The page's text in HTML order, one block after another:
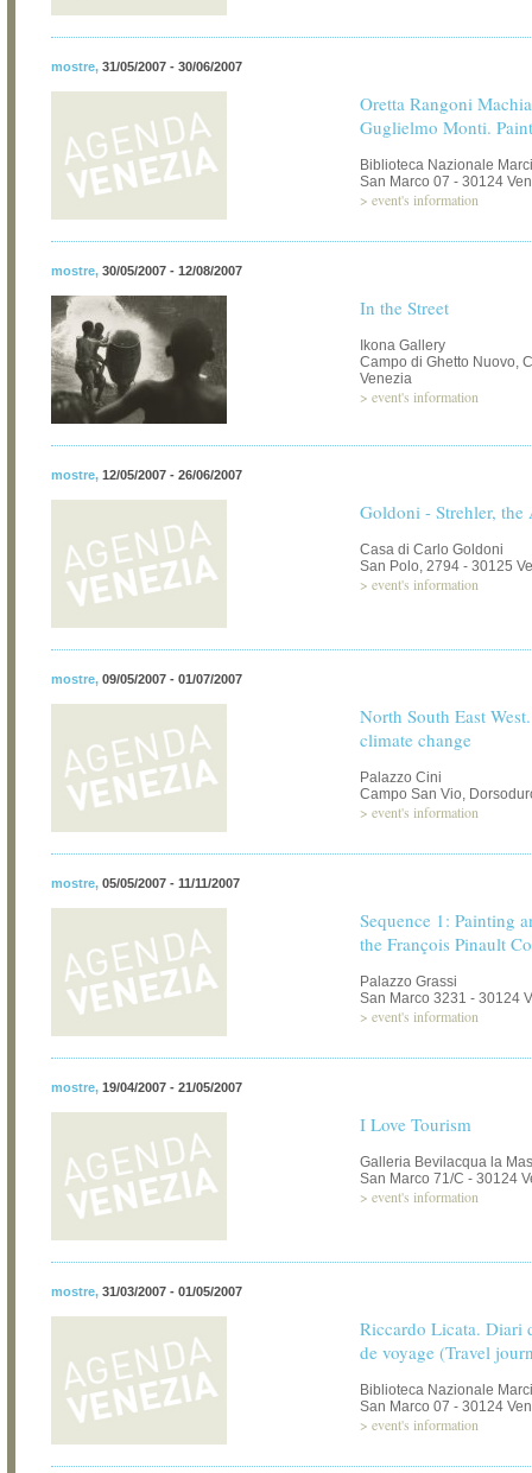
mostre, 31/05/2007 - 30/06/2007
Oretta Rangoni
Guglielmo Monti.
Biblioteca Nazionale
San Marco 07 - 30124
> event's information
mostre, 30/05/2007 - 12/08/2007
In the Street
Ikona Gallery
Campo di Ghetto Nuovo,
Venezia
> event's information
mostre, 12/05/2007 - 26/06/2007
Goldoni - Strehler, the
Casa di Carlo Goldoni
San Polo, 2794 - 30125
> event's information
mostre, 09/05/2007 - 01/07/2007
North South East
climate change
Palazzo Cini
Campo San Vio,
> event's information
mostre, 05/05/2007 - 11/11/2007
Sequence 1: Painting
the François Pinault
Palazzo Grassi
San Marco 3231 - 30124
> event's information
mostre, 19/04/2007 - 21/05/2007
I Love Tourism
Galleria Bevilacqua la
San Marco 71/C - 30124
> event's information
mostre, 31/03/2007 - 01/05/2007
Riccardo Licata. Diari
de voyage (Travel
Biblioteca Nazionale
San Marco 07 - 30124
> event's information